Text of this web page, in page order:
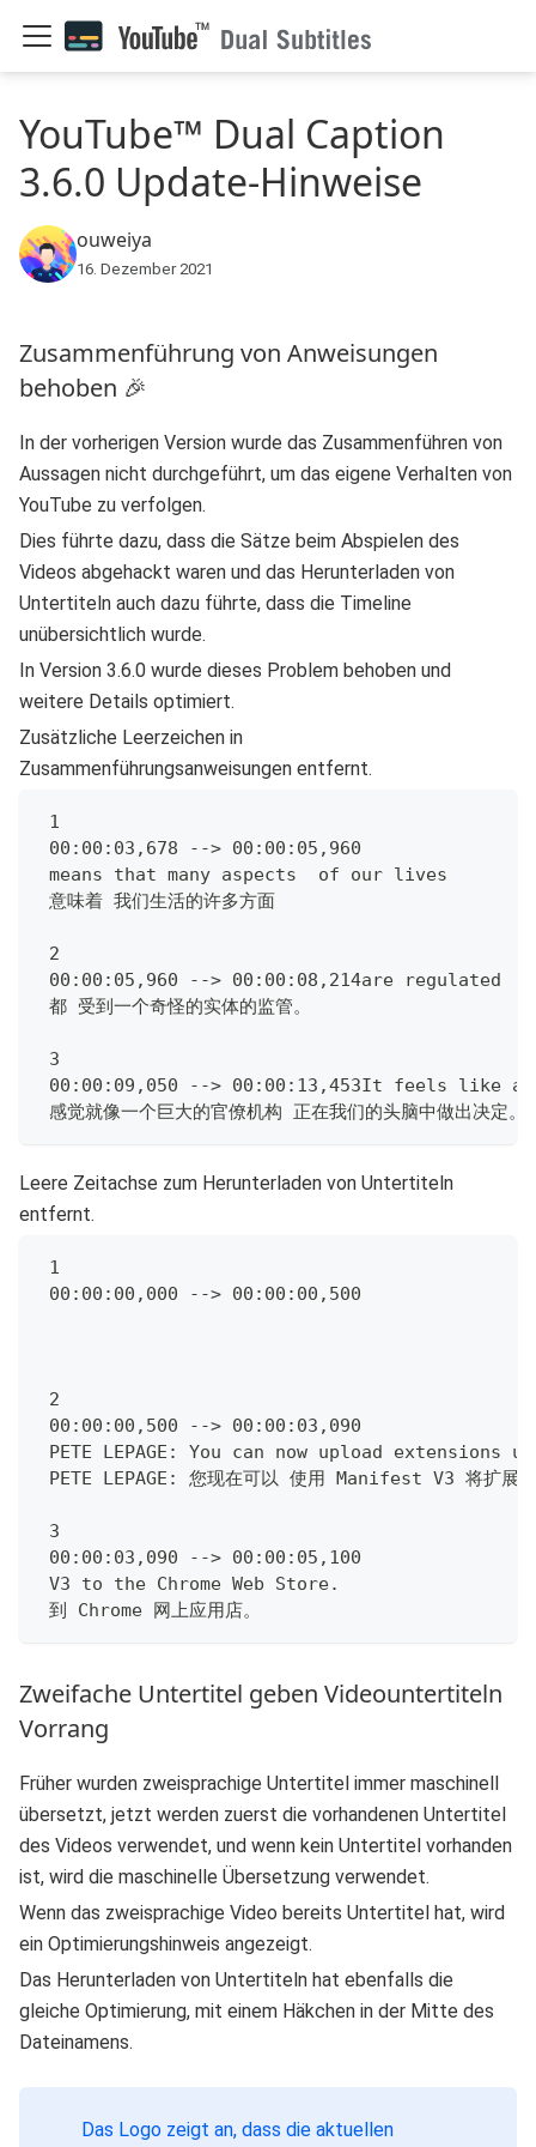
YouTube™ Dual Caption
3.6.0 Update-Hinweise
ouweiya
16. Dezember 2021
Zusammenführung von Anweisungen
behoben 🎉
In der vorherigen Version wurde das Zusammenführen von
Aussagen nicht durchgeführt, um das eigene Verhalten von
YouTube zu verfolgen.
Dies führte dazu, dass die Sätze beim Abspielen des
Videos abgehackt waren und das Herunterladen von
Untertiteln auch dazu führte, dass die Timeline
unübersichtlich wurde.
In Version 3.6.0 wurde dieses Problem behoben und
weitere Details optimiert.
Zusätzliche Leerzeichen in
Zusammenführungsanweisungen entfernt.
1
00:00:03,678 --> 00:00:05,960
means that many aspects  of our lives
意味着 我们生活的许多方面
2
00:00:05,960 --> 00:00:08,214are regulated
都 受到一个奇怪的实体的监管。
3
00:00:09,050 --> 00:00:13,453It feels like a
感觉就像一个巨大的官僚机构 正在我们的头脑中做出决定。
Leere Zeitachse zum Herunterladen von Untertiteln
entfernt.
1
00:00:00,000 --> 00:00:00,500
2
00:00:00,500 --> 00:00:03,090
PETE LEPAGE: You can now upload extensions
PETE LEPAGE: 您现在可以 使用 Manifest V3 将扩展
3
00:00:03,090 --> 00:00:05,100
V3 to the Chrome Web Store.
到 Chrome 网上应用店。
Zweifache Untertitel geben Videountertiteln
Vorrang
Früher wurden zweisprachige Untertitel immer maschinell
übersetzt, jetzt werden zuerst die vorhandenen Untertitel
des Videos verwendet, und wenn kein Untertitel vorhanden
ist, wird die maschinelle Übersetzung verwendet.
Wenn das zweisprachige Video bereits Untertitel hat, wird
ein Optimierungshinweis angezeigt.
Das Herunterladen von Untertiteln hat ebenfalls die
gleiche Optimierung, mit einem Häkchen in der Mitte des
Dateinamens.
Das Logo zeigt an, dass die aktuellen